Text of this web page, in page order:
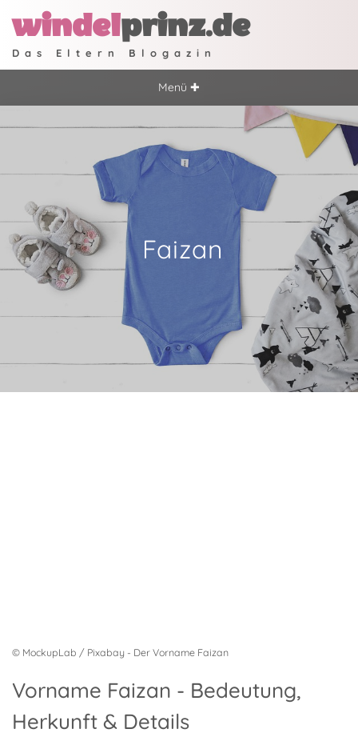
windelprinz.de
Das Eltern Blogazin
Menü ✚
Faizan
© MockupLab / Pixabay - Der Vorname Faizan
Vorname Faizan - Bedeutung,
Herkunft & Details